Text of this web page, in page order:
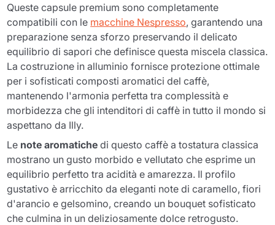
Queste capsule premium sono completamente
compatibili con le macchine Nespresso, garantendo una
preparazione senza sforzo preservando il delicato
equilibrio di sapori che definisce questa miscela classica.
La costruzione in alluminio fornisce protezione ottimale
per i sofisticati composti aromatici del caffè,
mantenendo l'armonia perfetta tra complessità e
morbidezza che gli intenditori di caffè in tutto il mondo si
aspettano da Illy.
Le note aromatiche di questo caffè a tostatura classica
mostrano un gusto morbido e vellutato che esprime un
equilibrio perfetto tra acidità e amarezza. Il profilo
gustativo è arricchito da eleganti note di caramello, fiori
d'arancio e gelsomino, creando un bouquet sofisticato
che culmina in un deliziosamente dolce retrogusto.